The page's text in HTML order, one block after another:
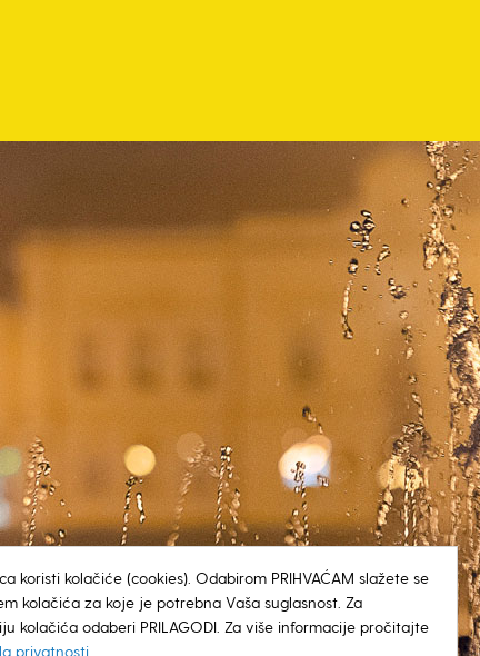
koristi kolačiće (cookies). Odabirom PRIHVAĆAM slažete se
kolačića za koje je potrebna Vaša suglasnost. Za
kolačića odaberi PRILAGODI. Za više informacije pročitajte
privatnosti